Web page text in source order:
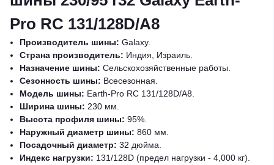
Pro RC 131/128D/A8
Производитель шины: Galaxy.
Страна производитель: Индия, Израиль.
Назначение шины: Сельскохозяйственные работы.
Сезонность шины: Всесезонная.
Модель шины: Earth-Pro RC 131/128D/A8.
Ширина шины: 230 мм.
Высота профиля шины: 95%.
Наружный диаметр шины: 860 мм.
Посадочный диаметр: 32 дюйма.
Индекс нагрузки: 131/128D (предел нагрузки - 4,000 кг).